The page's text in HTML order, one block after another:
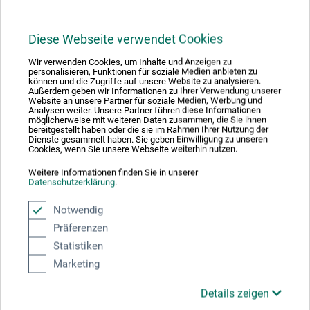
Diese Webseite verwendet Cookies
Wir verwenden Cookies, um Inhalte und Anzeigen zu
personalisieren, Funktionen für soziale Medien anbieten zu
können und die Zugriffe auf unsere Website zu analysieren.
Außerdem geben wir Informationen zu Ihrer Verwendung unserer
Website an unsere Partner für soziale Medien, Werbung und
Analysen weiter. Unsere Partner führen diese Informationen
möglicherweise mit weiteren Daten zusammen, die Sie ihnen
bereitgestellt haben oder die sie im Rahmen Ihrer Nutzung der
Dienste gesammelt haben. Sie geben Einwilligung zu unseren
Cookies, wenn Sie unsere Webseite weiterhin nutzen.
Weitere Informationen finden Sie in unserer
Datenschutzerklärung.
Notwendig
Präferenzen
Statistiken
Marketing
Details zeigen
Produktbewertungen (0)
Schreiben Sie die erste Bewertung zu diesem Produkt
JETZT PRODUKT BEWERTEN
Hersteller-Kontakt
Hier finden Sie die Kontaktdaten des Herstellers zu